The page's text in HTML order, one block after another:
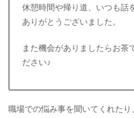
休憩時間や帰り道、いつも話
ありがとうございました。
また機会がありましたらお茶
ださい♪
職場での悩み事を聞いてくれたり